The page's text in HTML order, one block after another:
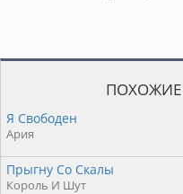
Я Свободен
Ария
Прыгну Со Скалы
Король И Шут